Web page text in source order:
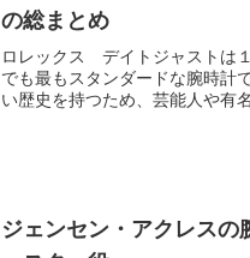
の総まとめ
ロレックス デイトジャストは
でも最もスタンダードな腕時計
い歴史を持つため、芸能人や有
ジェンセン・アクレス